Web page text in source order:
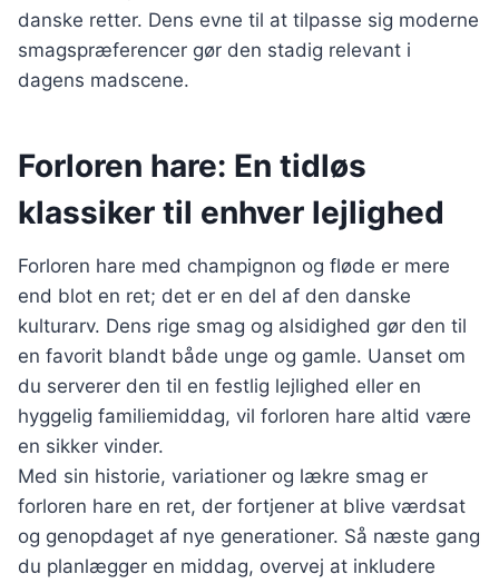
danske retter. Dens evne til at tilpasse sig moderne
smagspræferencer gør den stadig relevant i
dagens madscene.
Forloren hare: En tidløs
klassiker til enhver lejlighed
Forloren hare med champignon og fløde er mere
end blot en ret; det er en del af den danske
kulturarv. Dens rige smag og alsidighed gør den til
en favorit blandt både unge og gamle. Uanset om
du serverer den til en festlig lejlighed eller en
hyggelig familiemiddag, vil forloren hare altid være
en sikker vinder.
Med sin historie, variationer og lækre smag er
forloren hare en ret, der fortjener at blive værdsat
og genopdaget af nye generationer. Så næste gang
du planlægger en middag, overvej at inkludere